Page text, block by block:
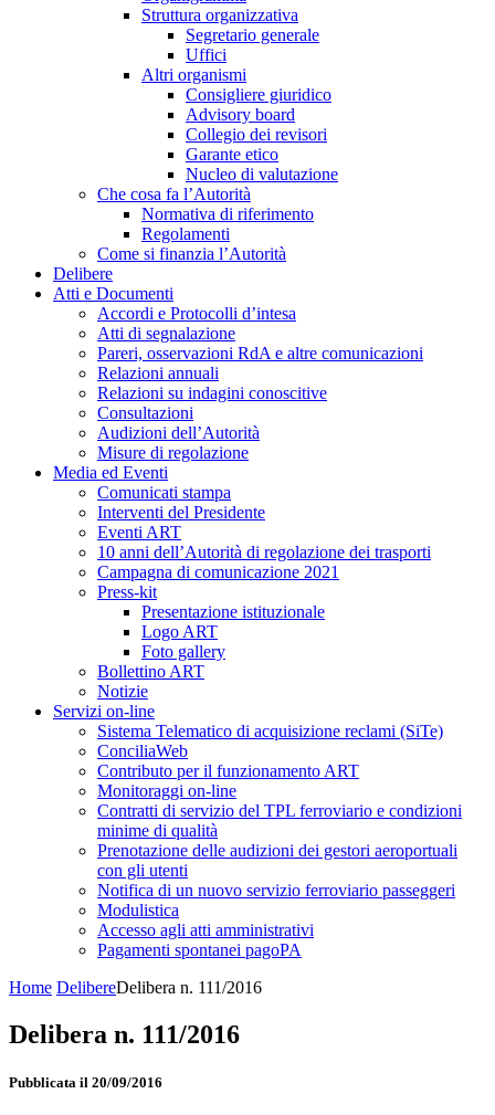
Struttura organizzativa
Segretario generale
Uffici
Altri organismi
Consigliere giuridico
Advisory board
Collegio dei revisori
Garante etico
Nucleo di valutazione
Che cosa fa l’Autorità
Normativa di riferimento
Regolamenti
Come si finanzia l’Autorità
Delibere
Atti e Documenti
Accordi e Protocolli d’intesa
Atti di segnalazione
Pareri, osservazioni RdA e altre comunicazioni
Relazioni annuali
Relazioni su indagini conoscitive
Consultazioni
Audizioni dell’Autorità
Misure di regolazione
Media ed Eventi
Comunicati stampa
Interventi del Presidente
Eventi ART
10 anni dell’Autorità di regolazione dei trasporti
Campagna di comunicazione 2021
Press-kit
Presentazione istituzionale
Logo ART
Foto gallery
Bollettino ART
Notizie
Servizi on-line
Sistema Telematico di acquisizione reclami (SiTe)
ConciliaWeb
Contributo per il funzionamento ART
Monitoraggi on-line
Contratti di servizio del TPL ferroviario e condizioni
minime di qualità
Prenotazione delle audizioni dei gestori aeroportuali
con gli utenti
Notifica di un nuovo servizio ferroviario passeggeri
Modulistica
Accesso agli atti amministrativi
Pagamenti spontanei pagoPA
Home DelibereDelibera n. 111/2016
Delibera n. 111/2016
Pubblicata il 20/09/2016